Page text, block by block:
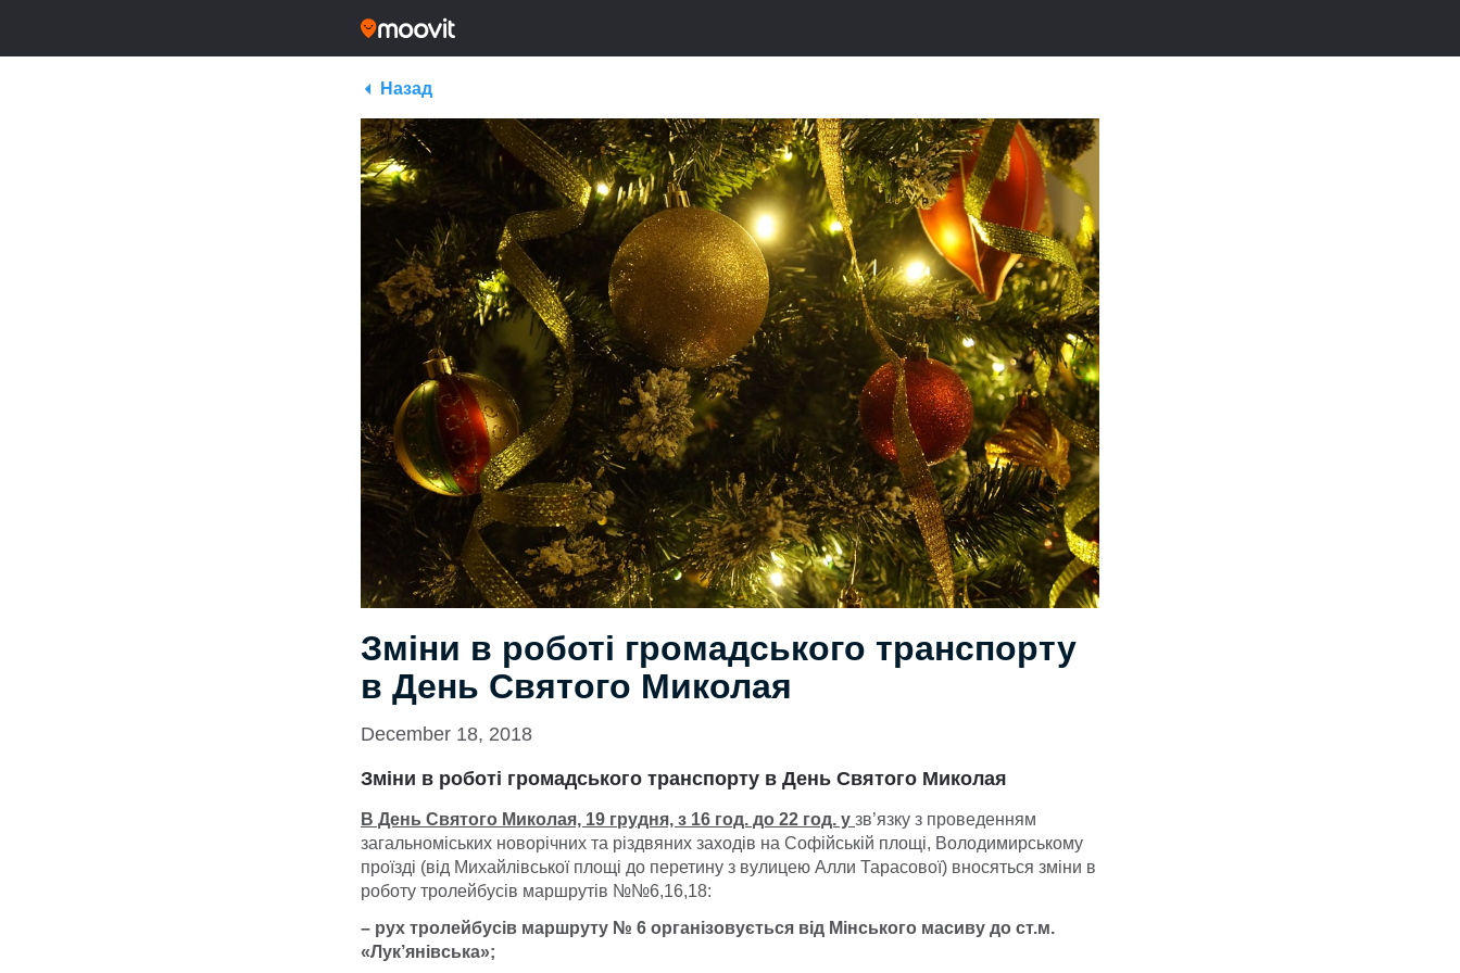
Назад
Зміни в роботі громадського транспорту
в День Святого Миколая
December 18, 2018
Зміни в роботі громадського транспорту в День Святого Миколая
В День Святого Миколая, 19 грудня, з 16 год. до 22 год. у зв’язку з проведенням
загальноміських новорічних та різдвяних заходів на Софійській площі, Володимирському
проїзді (від Михайлівської площі до перетину з вулицею Алли Тарасової) вносяться зміни в
роботу тролейбусів маршрутів №№6,16,18:
– рух тролейбусів маршруту № 6 організовується від Мінського масиву до ст.м.
«Лук’янівська»;